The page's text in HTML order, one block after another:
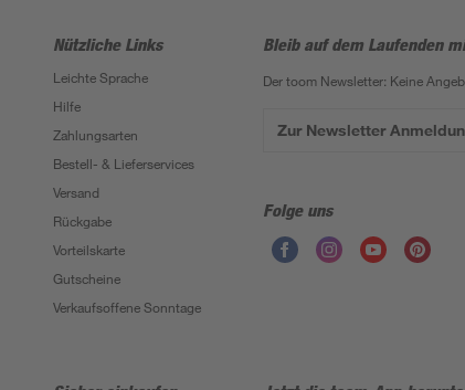
Nützliche Links
Leichte Sprache
Hilfe
Zahlungsarten
Bestell- & Lieferservices
Versand
Rückgabe
Vorteilskarte
Gutscheine
Verkaufsoffene Sonntage
Bleib auf dem Laufenden
Der toom Newsletter: Keine
Zur Newsletter
Folge uns